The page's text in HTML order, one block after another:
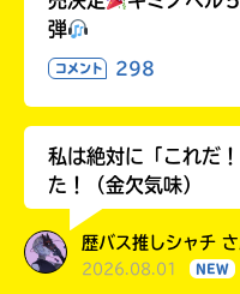
弾
コメント 298
私は絶対に「これだ
た！（金欠気味）
歴バス推しシャチ
2026.08.01 NEW